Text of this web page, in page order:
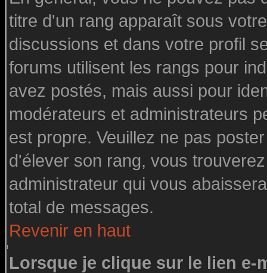
titre d'un rang apparaît sous
discussions et dans votre profil
forums utilisent les rangs pour
avez postés, mais aussi pour
modérateurs et administrateurs
est propre. Veuillez ne pas
d'élever son rang, vous
administrateur qui vous
total de messages.
Revenir en haut
Lorsque je clique sur le lien e-